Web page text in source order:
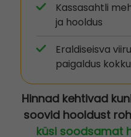
Kassasahtli
ja hooldus
Eraldiseisva
paigaldus
Hinnad kehtivad
soovid hooldust
küsi soodsamat